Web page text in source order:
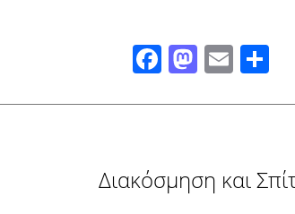
Facebook
Email
Διακόσμηση και